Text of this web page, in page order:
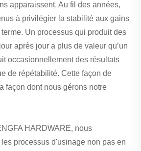
apparaissent. Au fil des années,
à privilégier la stabilité aux gains
Un processus qui produit des
après jour a plus de valeur qu’un
occasionnellement des résultats
de répétabilité. Cette façon de
façon dont nous gérons notre
HARDWARE, nous
processus d'usinage non pas en